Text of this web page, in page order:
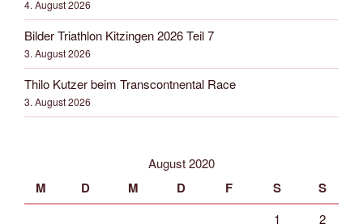
4. August 2026
Bilder Triathlon Kitzingen 2026 Teil 7
3. August 2026
Thilo Kutzer beim Transcontnental Race
3. August 2026
August 2020
M D M D F S S
1
2